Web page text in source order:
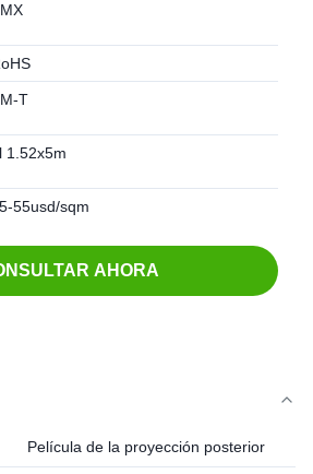
T
1.52x5m
55usd/sqm
AHORA
Película de la proyección posterior